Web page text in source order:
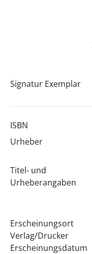
Signatur Exemplar
ISBN
Urheber
Titel- und
Urheberangaben
Erscheinungsort
Verlag/Drucker
Erscheinungsdatum